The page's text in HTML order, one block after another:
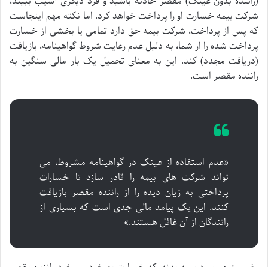
شرکت بیمه خسارت او را پرداخت خواهد کرد. اما نکته مهم اینجاست
که پس از پرداخت، شرکت بیمه حق دارد تمامی یا بخشی از خسارت
پرداخت شده را از شما، به دلیل عدم رعایت شروط گواهینامه، بازیافت
(دریافت مجدد) کند. این به معنای تحمیل یک بار مالی سنگین به
راننده مقصر است.
«عدم استفاده از عینک در گواهینامه مشروط، می
تواند شرکت های بیمه را قادر سازد تا خسارات
پرداختی به زیان دیده را از راننده مقصر بازیافت
کنند. این یک پیامد مالی جدی است که بسیاری از
رانندگان از آن غافل هستند.»